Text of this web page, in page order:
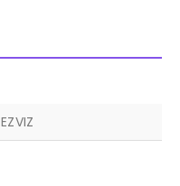
EZVIZ